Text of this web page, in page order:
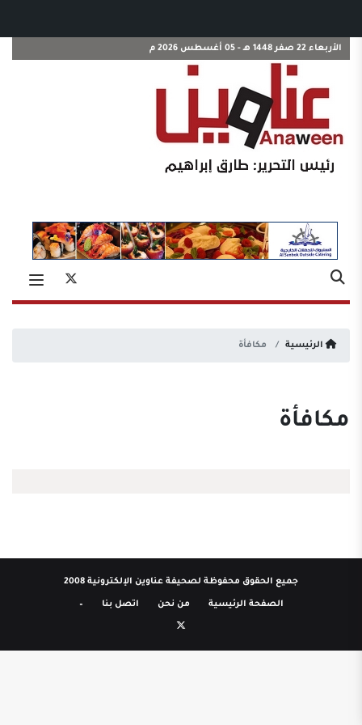
الأربعاء 22 صفر 1448 هـ - 05 أغسطس 2026 م
الرئيسية مكافأة
مكافأة
جميع الحقوق محفوظة لصحيفة عناوين الإلكترونية 2008
الصفحة الرئيسية من نحن اتصل بنا –